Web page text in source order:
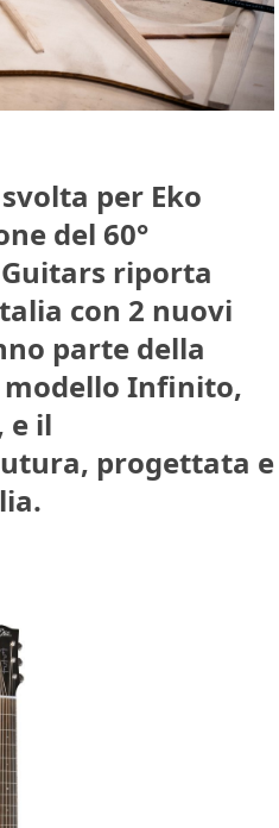
svolta per Eko
del 60°
Guitars riporta
con 2 nuovi
parte della
modello Infinito,
e il
, progettata e